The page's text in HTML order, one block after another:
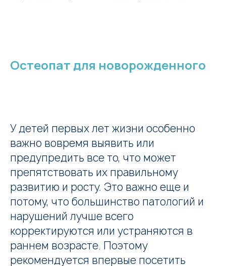
Остеопат для новорожденного
У детей первых лет жизни особенно
важно вовремя выявить или
предупредить все то, что может
препятствовать их правильному
развитию и росту. Это важно еще и
потому, что большинство патологий и
нарушений лучше всего
корректируются или устраняются в
раннем возрасте. Поэтому
рекомендуется впервые посетить